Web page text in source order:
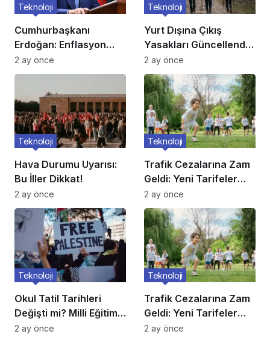
Cumhurbaşkanı
Erdoğan: Enflasyon
verileri umutlarımızı
artırdı
Teknoloji
2 ay önce
Yurt Dışına Çıkış
Yasakları Güncellendi:
Kimler Etkileniyor?
Teknoloji
2 ay önce
Hava Durumu Uyarısı:
Bu İller Dikkat!
Teknoloji
2 ay önce
Trafik Cezalarına Zam
Geldi: Yeni Tarifeler
Belli Oldu
Teknoloji
2 ay önce
Okul Tatil Tarihleri
Değişti mi? Milli Eğitim
Açıkladı
Teknoloji
2 ay önce
Trafik Cezalarına Zam
Geldi: Yeni Tarifeler
Belli Oldu
Teknoloji
2 ay önce